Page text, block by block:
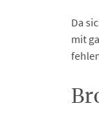
Da
mit